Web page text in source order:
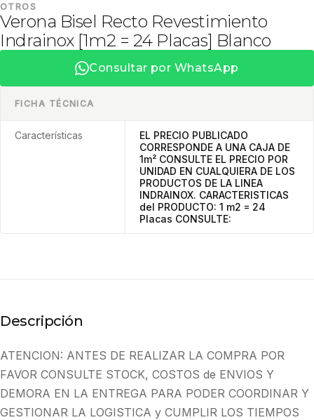
OTROS
Verona Bisel Recto Revestimiento
Indrainox [1m2 = 24 Placas] Blanco
Consultar por WhatsApp
FICHA TÉCNICA
Características
EL PRECIO PUBLICADO
CORRESPONDE A UNA CAJA DE
1m² CONSULTE EL PRECIO POR
UNIDAD EN CUALQUIERA DE LOS
PRODUCTOS DE LA LINEA
INDRAINOX. CARACTERISTICAS
del PRODUCTO: 1 m2 = 24
Placas CONSULTE:
Descripción
ATENCION: ANTES DE REALIZAR LA COMPRA POR
FAVOR CONSULTE STOCK, COSTOS de ENVIOS Y
DEMORA EN LA ENTREGA PARA PODER COORDINAR Y
GESTIONAR LA LOGISTICA y CUMPLIR LOS TIEMPOS